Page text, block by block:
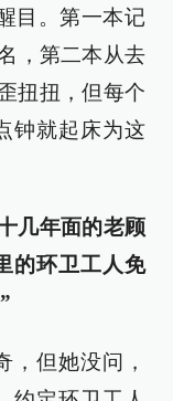
目。第一本记
，第二本从去
扭扭，但每个
钟就起床为这
几年面的老顾
的环卫工人免
，但她没问，